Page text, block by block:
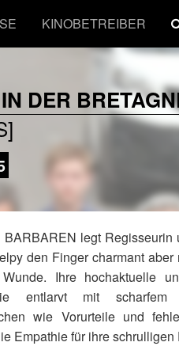
KINOBETREIBER
DER
BARBAREN legt Regisseurin
den Finger charmant aber
Ihre hochaktuelle
entlarvt mit scharfem
wie Vorurteile und
Empathie für ihre